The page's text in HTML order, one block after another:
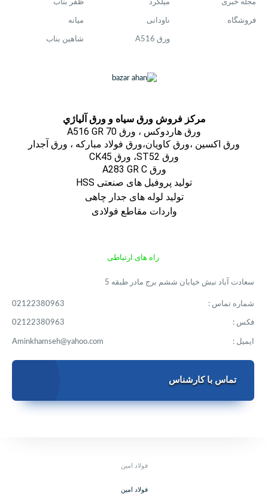
مجله خبری
فروشگاه
میلگرد
ناودانی
ورق A516
ظفر بناب
میانه
شاهین بناب
مركز فروش ورق سياه و ورق آلياژي
ورق هاردوکس ، ورق A516 GR 70
ورق اكسين ،ورق كاويان،ورق فولاد مباركه ، ورق آجدار
ورق ST52، ورق CK45
ورق A283 GR C
تولید پروفیل های صنعتی HSS
تولید لوله های جدار چاهی
واردات مقاطع فولادی
راه های ارتباطی
سعادت آباد نبش خیابان ششم برج مادر طبقه 5
شماره تماس : 02122380963
فکس : 02122380963
ایمیل : Aminkhamseh@yahoo.com
تماس با کارشناس
فولاد امین
فولاد امین